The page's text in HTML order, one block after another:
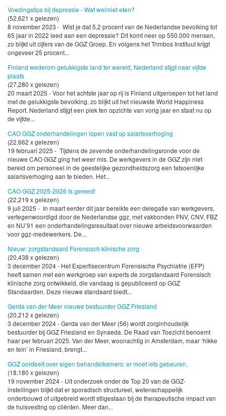
Voedingstips bij depressie - Wat wel/niet eten?
(52,621 x gelezen)
8 november 2023 - Wist je dat 5,2 procent van de Nederlandse bevolking tot
65 jaar in 2022 leed aan een depressie? Dit komt neer op 550.000 mensen,
zo blijkt uit cijfers van de GGZ Groep. En volgens het Trimbos Instituut krijgt
ongeveer 25 procent...
Finland wederom gelukkigste land ter wereld, Nederland stijgt naar vijfde
plaats
(27,280 x gelezen)
20 maart 2025 - Voor het achtste jaar op rij is Finland uitgeroepen tot het land
met de gelukkigste bevolking, zo blijkt uit het nieuwste World Happiness
Report. Nederland stijgt een plek ten opzichte van vorig jaar en staat nu op
de vijfde...
CAO GGZ onderhandelingen lopen vast op salarisverhoging
(22,662 x gelezen)
19 februari 2025 - Tijdens de zevende onderhandelingsronde voor de
nieuwe CAO GGZ ging het weer mis. De werkgevers in de GGZ zijn niet
bereid om personeel in de geestelijke gezondheidszorg een fatsoenlijke
salarisverhoging aan te bieden. Het...
CAO GGZ 2025-2026 is gereed!
(22,219 x gelezen)
9 juli 2025 - In maart eerder dit jaar bereikte een delegatie van werkgevers,
vertegenwoordigd door de Nederlandse ggz, met vakbonden FNV, CNV, FBZ
en NU’91 een onderhandelingsresultaat over nieuwe arbeidsvoorwaarden
voor ggz-medewerkers. De...
Nieuw: zorgstandaard Forensisch klinische zorg
(20,438 x gelezen)
3 december 2024 - Het Expertisecentrum Forensische Psychiatrie (EFP)
heeft samen met een werkgroep van experts de zorgstandaard Forensisch
klinische zorg ontwikkeld, die vandaag is gepubliceerd op GGZ
Standaarden. Deze nieuwe standaard biedt...
Gerda van der Meer nieuwe bestuurder GGZ Friesland
(20,212 x gelezen)
3 december 2024 - Gerda van der Meer (56) wordt zorginhoudelijk
bestuurder bij GGZ Friesland en Synaeda. De Raad van Toezicht benoemt
haar per februari 2025. Van der Meer, woonachtig in Amsterdam, maar ‘hikke
en tein’ in Friesland, brengt...
GGZ oordeelt over eigen behandelkamers: er moet iets gebeuren.
(18,180 x gelezen)
19 november 2024 - Uit onderzoek onder de Top 20 van de GGZ-
instellingen blijkt dat er sporadisch structureel, wetenschappelijk
onderbouwd of uitgebreid wordt stilgestaan bij de therapeutische impact van
de huisvesting op cliënten. Meer dan...